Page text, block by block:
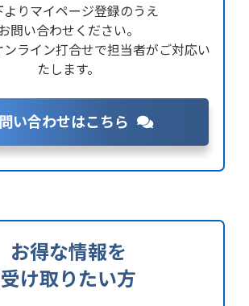
よりマイページ登録のうえ
問い合わせください。
ライン打合せで担当者がご対応い
たします。
い合わせはこちら
お得な情報を
受け取りたい方